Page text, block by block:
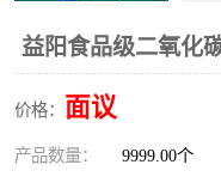
益阳食品级二氧化
价格： 面议
产品数量： 9999.00个